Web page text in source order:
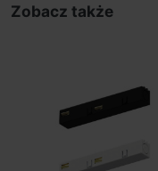
Zobacz także